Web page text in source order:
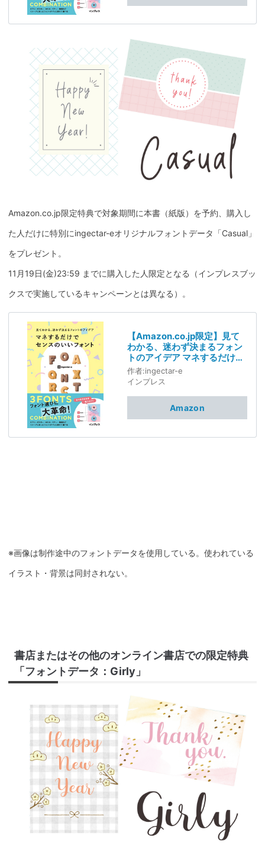
Amazon.co.jp限定特典で対象期間に本書（紙版）を予約、購入し
た人だけに特別にingectar-eオリジナルフォントデータ「Casual」
をプレゼント。
11月19日(金)23:59 までに購入した人限定となる（インプレスブッ
クスで実施しているキャンペーンとは異なる）。
【Amazon.co.jp限定】見て
わかる、迷わず決まるフォン
トのアイデア マネするだけで
センスのいいフォント(特典
「装飾につかえる! カジュア
ルな手書きフォントデータ」
データ配信) (見てわかるシリ
作者:ingectar-e
インプレス
Amazon
※画像は制作途中のフォントデータを使用している。使われている
イラスト・背景は同封されない。
書店またはその他のオンライン書店での限定特典
「フォントデータ：Girly」